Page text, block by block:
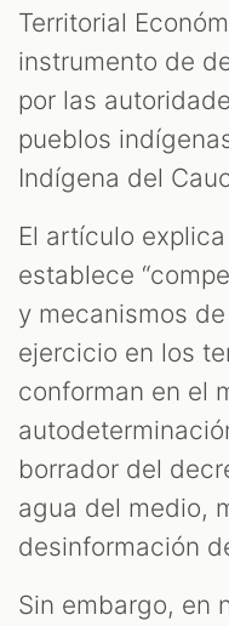
Territorial
instrumento de
por las
pueblos
Indígena del
El artículo
establece
y mecanismos
ejercicio en los
conforman en el
borrador del
agua del medio,
desinformación
Sin embargo, en